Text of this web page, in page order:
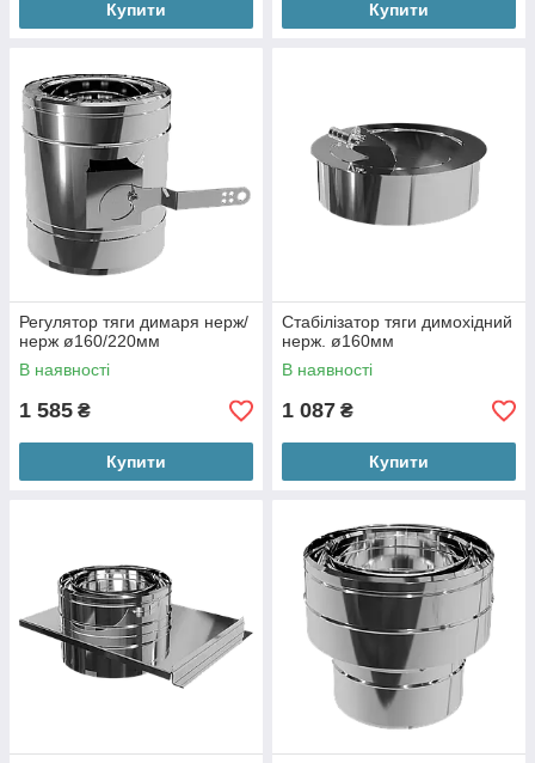
Купити Купити
Регулятор тяги димаря нерж/
нерж ø160/220мм
В наявності
1 585 ₴
Купити
Стабілізатор тяги димохідний
нерж. ø160мм
В наявності
1 087 ₴
Купити